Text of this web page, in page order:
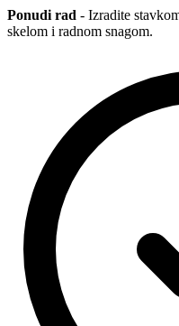
Ponudi rad - Izradite
skelom i radnom snagom.